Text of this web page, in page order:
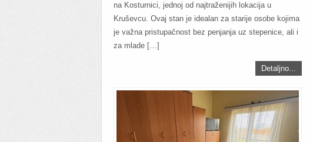
na Kosturnici, jednoj od najtraženijih lokacija u
Kruševcu. Ovaj stan je idealan za starije osobe kojima
je važna pristupačnost bez penjanja uz stepenice, ali i
za mlade […]
Detaljno...